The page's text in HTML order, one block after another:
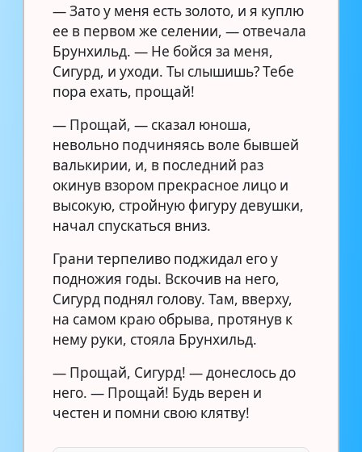
— Зато у меня есть золото, и я куплю
ее в первом же селении, — отвечала
Брунхильд. — Не бойся за меня,
Сигурд, и уходи. Ты слышишь? Тебе
пора ехать, прощай!
— Прощай, — сказал юноша,
невольно подчиняясь воле бывшей
валькирии, и, в последний раз
окинув взором прекрасное лицо и
высокую, стройную фигуру девушки,
начал спускаться вниз.
Грани терпеливо поджидал его у
подножия годы. Вскочив на него,
Сигурд поднял голову. Там, вверху,
на самом краю обрыва, протянув к
нему руки, стояла Брунхильд.
— Прощай, Сигурд! — донеслось до
него. — Прощай! Будь верен и
честен и помни свою клятву!